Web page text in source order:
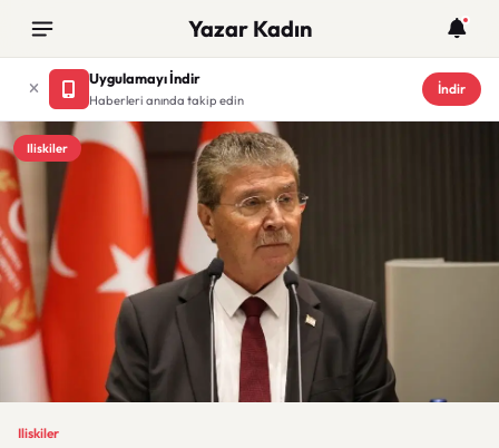
Yazar Kadın
Uygulamayı İndir
Haberleri anında takip edin
İndir
Iliskiler
Iliskiler